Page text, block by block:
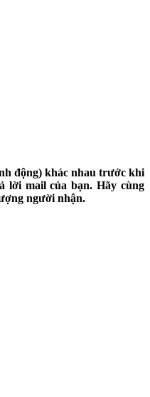
động) khác nhau trước khi
lời mail của bạn.Hãy cùng
người nhận.